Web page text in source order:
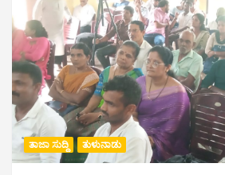
ತಾಜಾ ಸುದ್ದಿ ತುಳುನಾಡು